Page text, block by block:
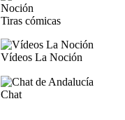
Tiras cómicas
Vídeos La Noción
Chat